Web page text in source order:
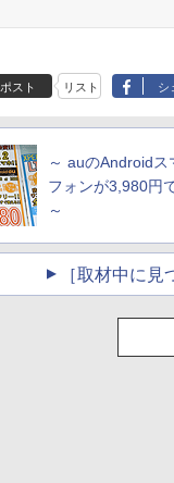
ポスト リスト シ
～ auのAndroidス
フォンが3,980円
～
［取材中に